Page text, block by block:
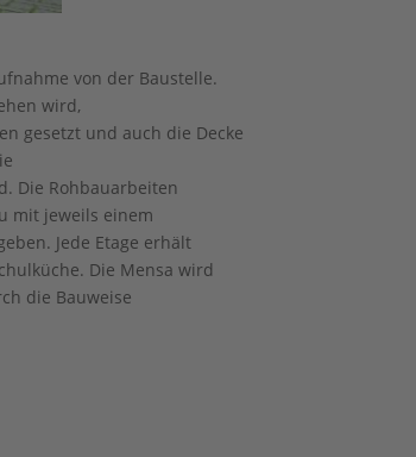
von der Baustelle.
wird,
gesetzt und auch die Decke
Die Rohbauarbeiten
mit jeweils einem
Jede Etage erhält
Die Mensa wird
die Bauweise